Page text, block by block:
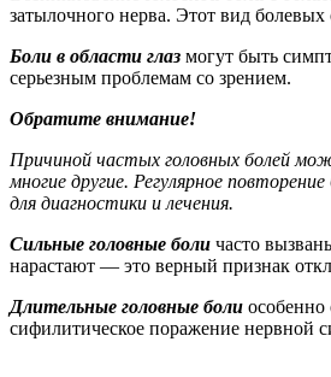
затылочного нерва. Этот вид
Боли в области глаз могут быть
серьезным проблемам со зрением.
Обратите внимание!
Причиной частых головных болей
многие другие. Регулярное
для диагностики и лечения.
Сильные головные боли часто
нарастают — это верный признак
Длительные головные боли особенно
сифилитическое поражение нервной